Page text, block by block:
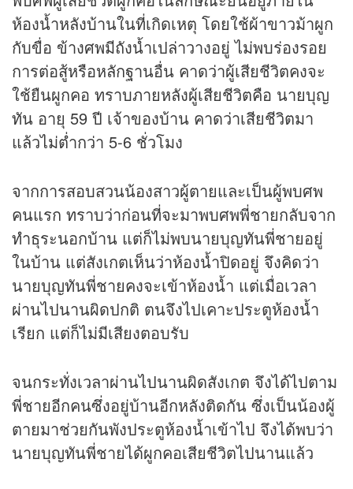
ห้องน้ำหลังบ้านในที่เกิดเหตุ โดยใช้ผ้าขาวม้าผูก
กับขื่อ ข้างศพมีถังน้ำเปล่าวางอยู่ ไม่พบร่องรอย
การต่อสู้หรือหลักฐานอื่น คาดว่าผู้เสียชีวิตคงจะ
ใช้ยืนผูกคอ ทราบภายหลังผู้เสียชีวิตคือ นายบุญ
ทัน อายุ 59 ปี เจ้าของบ้าน คาดว่าเสียชีวิตมา
แล้วไม่ต่ำกว่า 5-6 ชั่วโมง
จากการสอบสวนน้องสาวผู้ตายและเป็นผู้พบศพ
คนแรก ทราบว่าก่อนที่จะมาพบศพพี่ชายกลับจาก
ทำธุระนอกบ้าน แต่ก็ไม่พบนายบุญทันพี่ชายอยู่
ในบ้าน แต่สังเกตเห็นว่าห้องน้ำปิดอยู่ จึงคิดว่า
นายบุญทันพี่ชายคงจะเข้าห้องน้ำ แต่เมื่อเวลา
ผ่านไปนานผิดปกติ ตนจึงไปเคาะประตูห้องน้ำ
เรียก แต่ก็ไม่มีเสียงตอบรับ
จนกระทั่งเวลาผ่านไปนานผิดสังเกต จึงได้ไปตาม
พี่ชายอีกคนซึ่งอยู่บ้านอีกหลังติดกัน ซึ่งเป็นน้องผู้
ตายมาช่วยกันพังประตูห้องน้ำเข้าไป จึงได้พบว่า
นายบุญทันพี่ชายได้ผูกคอเสียชีวิตไปนานแล้ว